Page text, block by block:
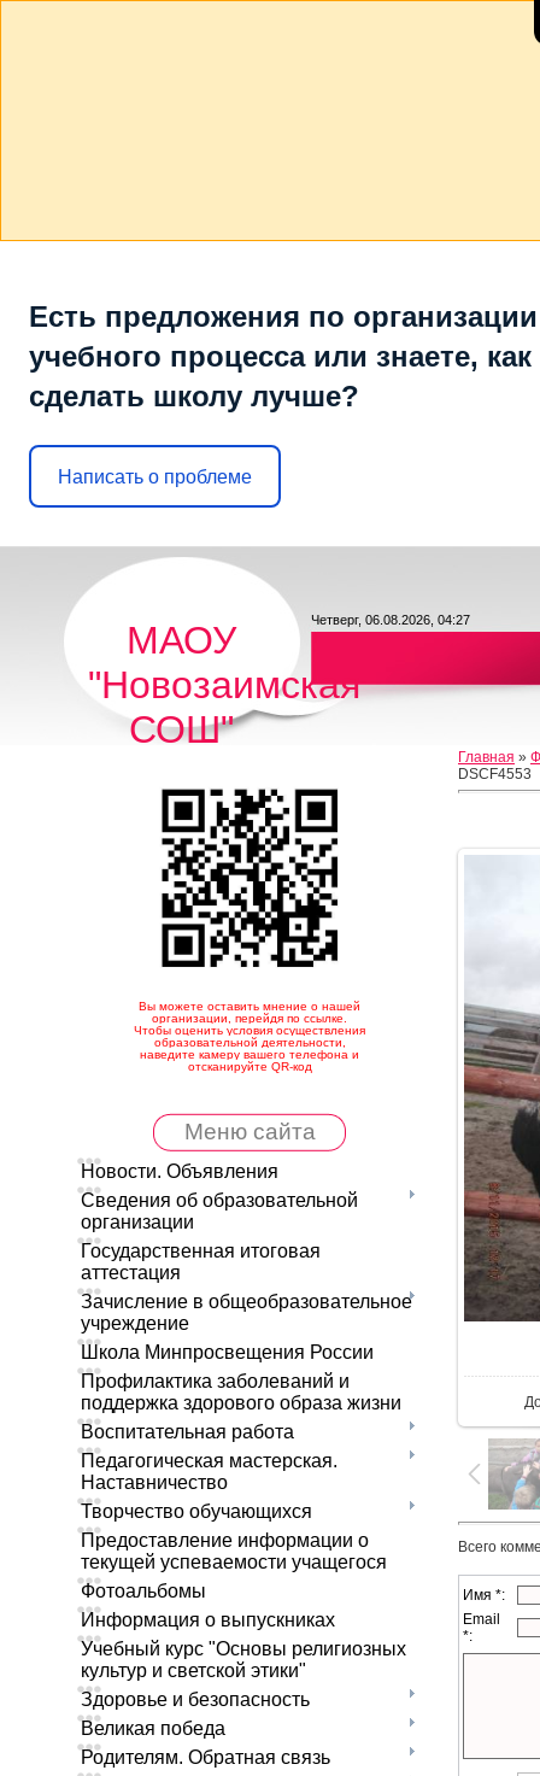
Есть предложения по организации
учебного процесса или знаете, как
сделать школу лучше?
Написать о проблеме
МАОУ
"Новозаимская
СОШ"
Четверг, 06.08.2026, 04:27
Вы можете оставить мнение о нашей
организации, перейдя по ссылке.
Чтобы оценить условия осуществления
образовательной деятельности,
наведите камеру вашего телефона и
отсканируйте QR-код
Меню сайта
Новости. Объявления
Сведения об образовательной
организации
Государственная итоговая
аттестация
Зачисление в общеобразовательное
учреждение
Школа Минпросвещения России
Профилактика заболеваний и
поддержка здорового образа жизни
Воспитательная работа
Педагогическая мастерская.
Наставничество
Творчество обучающихся
Предоставление информации о
текущей успеваемости учащегося
Фотоальбомы
Информация о выпускниках
Учебный курс "Основы религиозных
культур и светской этики"
Здоровье и безопасность
Великая победа
Родителям. Обратная связь
Главная »
DSCF4553
Всего
Имя *:
Email
*: